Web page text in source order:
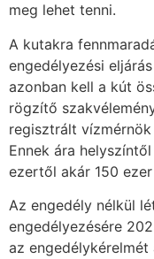
meg lehet tenni.
A kutakra
engedélyezési
azonban kell a kút
rögzítő
regisztrált
Ennek ára
ezertől akár 150
Az engedély nélkül
engedélyezésére
az